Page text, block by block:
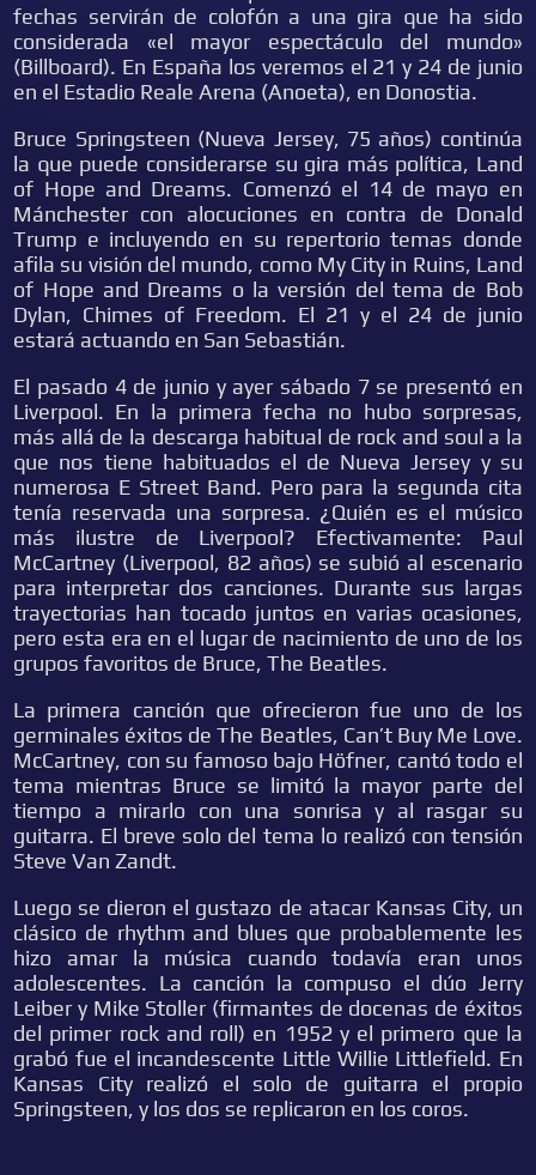
fechas servirán de colofón a una gira que ha sido
considerada «el mayor espectáculo del mundo»
(Billboard). En España los veremos el 21 y 24 de junio
en el Estadio Reale Arena (Anoeta), en Donostia.
Bruce Springsteen (Nueva Jersey, 75 años) continúa
la que puede considerarse su gira más política, Land
of Hope and Dreams. Comenzó el 14 de mayo en
Mánchester con alocuciones en contra de Donald
Trump e incluyendo en su repertorio temas donde
afila su visión del mundo, como My City in Ruins, Land
of Hope and Dreams o la versión del tema de Bob
Dylan, Chimes of Freedom. El 21 y el 24 de junio
estará actuando en San Sebastián.
El pasado 4 de junio y ayer sábado 7 se presentó en
Liverpool. En la primera fecha no hubo sorpresas,
más allá de la descarga habitual de rock and soul a la
que nos tiene habituados el de Nueva Jersey y su
numerosa E Street Band. Pero para la segunda cita
tenía reservada una sorpresa. ¿Quién es el músico
más ilustre de Liverpool? Efectivamente: Paul
McCartney (Liverpool, 82 años) se subió al escenario
para interpretar dos canciones. Durante sus largas
trayectorias han tocado juntos en varias ocasiones,
pero esta era en el lugar de nacimiento de uno de los
grupos favoritos de Bruce, The Beatles.
La primera canción que ofrecieron fue uno de los
germinales éxitos de The Beatles, Can’t Buy Me Love.
McCartney, con su famoso bajo Höfner, cantó todo el
tema mientras Bruce se limitó la mayor parte del
tiempo a mirarlo con una sonrisa y al rasgar su
guitarra. El breve solo del tema lo realizó con tensión
Steve Van Zandt.
Luego se dieron el gustazo de atacar Kansas City, un
clásico de rhythm and blues que probablemente les
hizo amar la música cuando todavía eran unos
adolescentes. La canción la compuso el dúo Jerry
Leiber y Mike Stoller (firmantes de docenas de éxitos
del primer rock and roll) en 1952 y el primero que la
grabó fue el incandescente Little Willie Littlefield. En
Kansas City realizó el solo de guitarra el propio
Springsteen, y los dos se replicaron en los coros.